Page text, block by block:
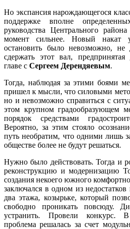
Но экспансия нарождающегося
поддержке вполне
руководства Центрального
момент сильнее. Новый накат
остановить было невозможно, не
сдержать этот вал,
главе с Сергеем Дерендяевым.
Тогда, наблюдая за этими боями
пришел к мысли, что силовыми
но и невозможно справиться с
этом крупном градообразующем
порядок средствами
Вероятно, за этим стояло
путь необратим, что одними лишь
обществе более не будут решаться.
Нужно было действовать. Тогда и
реконструкцию и модернизацию
создания некоего южного
заключался в одном из
два этажа, козырьке, который
свободно проникать повсюду.
устранить. Провели конкурс.
проблема решалась за счет